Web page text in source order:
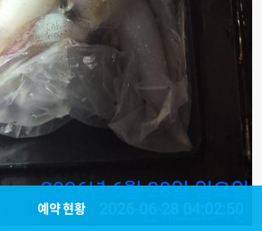
예약 현황